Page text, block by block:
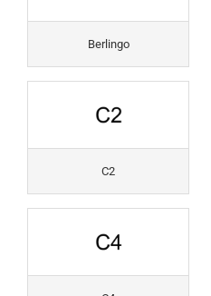
Berlingo
C2